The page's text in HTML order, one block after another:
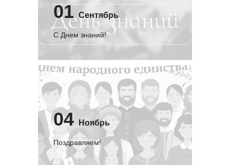
01 Сентябрь
C Днем знаний!
04 Ноябрь
Поздравляем!